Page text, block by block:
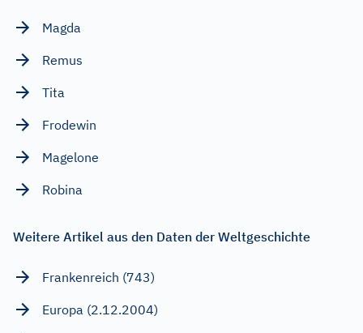
Magda
Remus
Tita
Frodewin
Magelone
Robina
Weitere Artikel aus den Daten der Weltgeschichte
Frankenreich (743)
Europa (2.12.2004)